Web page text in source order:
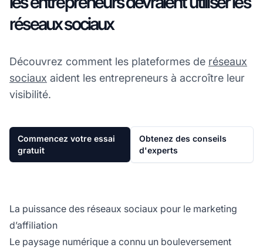
réseaux sociaux
Découvrez comment les plateformes de réseaux
sociaux aident les entrepreneurs à accroître leur
visibilité.
Commencez votre essai
gratuit
Obtenez des conseils
d'experts
La puissance des réseaux sociaux pour le marketing
d’affiliation
Le paysage numérique a connu un bouleversement